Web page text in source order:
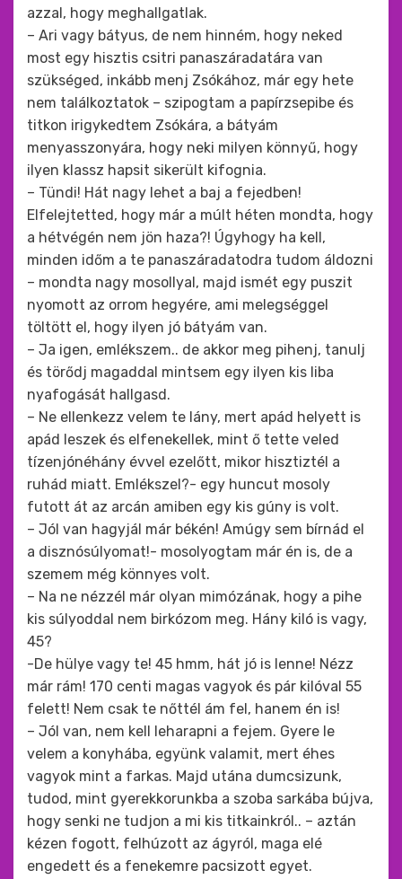
azzal, hogy meghallgatlak.
– Ari vagy bátyus, de nem hinném, hogy neked
most egy hisztis csitri panaszáradatára van
szükséged, inkább menj Zsókához, már egy hete
nem találkoztatok – szipogtam a papírzsepibe és
titkon irigykedtem Zsókára, a bátyám
menyasszonyára, hogy neki milyen könnyű, hogy
ilyen klassz hapsit sikerült kifognia.
– Tündi! Hát nagy lehet a baj a fejedben!
Elfelejtetted, hogy már a múlt héten mondta, hogy
a hétvégén nem jön haza?! Úgyhogy ha kell,
minden időm a te panaszáradatodra tudom áldozni
– mondta nagy mosollyal, majd ismét egy puszit
nyomott az orrom hegyére, ami melegséggel
töltött el, hogy ilyen jó bátyám van.
– Ja igen, emlékszem.. de akkor meg pihenj, tanulj
és törődj magaddal mintsem egy ilyen kis liba
nyafogását hallgasd.
– Ne ellenkezz velem te lány, mert apád helyett is
apád leszek és elfenekellek, mint ő tette veled
tízenjónéhány évvel ezelőtt, mikor hisztiztél a
ruhád miatt. Emlékszel?- egy huncut mosoly
futott át az arcán amiben egy kis gúny is volt.
– Jól van hagyjál már békén! Amúgy sem bírnád el
a disznósúlyomat!- mosolyogtam már én is, de a
szemem még könnyes volt.
– Na ne nézzél már olyan mimózának, hogy a pihe
kis súlyoddal nem birkózom meg. Hány kiló is vagy,
45?
-De hülye vagy te! 45 hmm, hát jó is lenne! Nézz
már rám! 170 centi magas vagyok és pár kilóval 55
felett! Nem csak te nőttél ám fel, hanem én is!
– Jól van, nem kell leharapni a fejem. Gyere le
velem a konyhába, együnk valamit, mert éhes
vagyok mint a farkas. Majd utána dumcsizunk,
tudod, mint gyerekkorunkba a szoba sarkába bújva,
hogy senki ne tudjon a mi kis titkainkról.. – aztán
kézen fogott, felhúzott az ágyról, maga elé
engedett és a fenekemre pacsizott egyet.